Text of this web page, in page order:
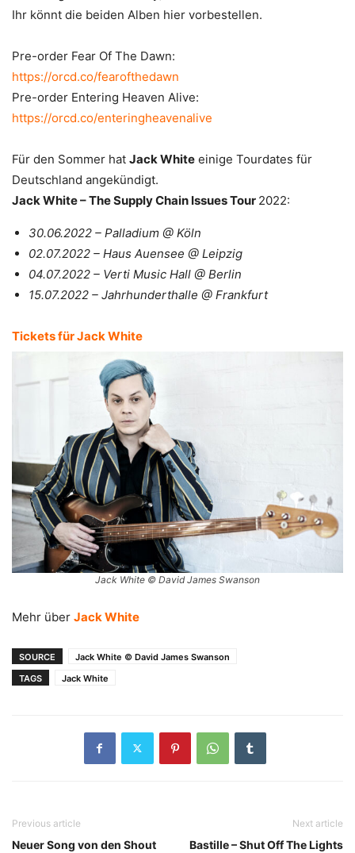
Ihr könnt die beiden Alben hier vorbestellen.
Pre-order Fear Of The Dawn:
https://orcd.co/fearofthedawn
Pre-order Entering Heaven Alive:
https://orcd.co/enteringheavenalive
Für den Sommer hat Jack White einige Tourdates für
Deutschland angekündigt.
Jack White – The Supply Chain Issues Tour 2022:
30.06.2022 – Palladium @ Köln
02.07.2022 – Haus Auensee @ Leipzig
04.07.2022 – Verti Music Hall @ Berlin
15.07.2022 – Jahrhunderthalle @ Frankfurt
Tickets für Jack White
Jack White © David James Swanson
Mehr über Jack White
SOURCE
Jack White © David James Swanson
TAGS
Jack White
Previous article
Neuer Song von den Shout
Next article
Bastille – Shut Off The Lights